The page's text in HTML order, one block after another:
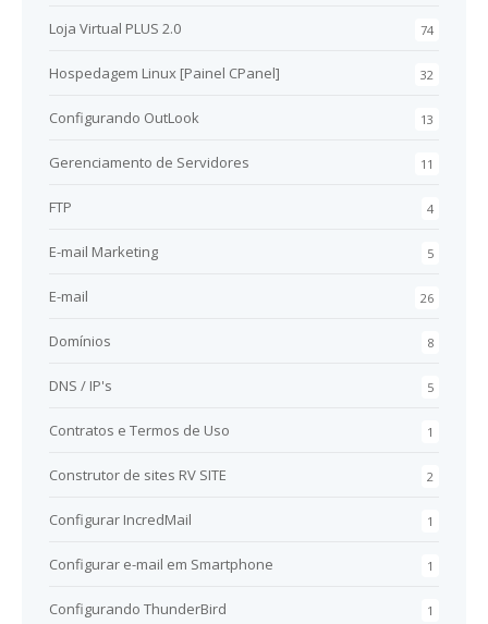
74
Loja Virtual PLUS 2.0
32
Hospedagem Linux [Painel CPanel]
13
Configurando OutLook
11
Gerenciamento de Servidores
4
FTP
5
E-mail Marketing
26
E-mail
8
Domínios
5
DNS / IP's
1
Contratos e Termos de Uso
2
Construtor de sites RV SITE
1
Configurar IncredMail
1
Configurar e-mail em Smartphone
1
Configurando ThunderBird